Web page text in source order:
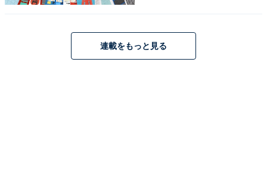
連載をもっと見る